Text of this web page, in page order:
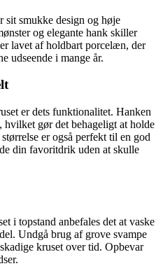
smukke design og høje
og elegante hank skiller
lavet af holdbart porcelæn, der
udseende i mange år.
er dets funktionalitet. Hanken
hvilket gør det behageligt at holde
er også perfekt til en god
din favoritdrik uden at skulle
i topstand anbefales det at vaske
Undgå brug af grove svampe
kruset over tid. Opbevar